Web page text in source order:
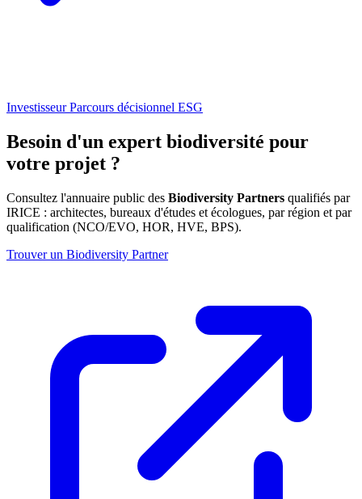
Investisseur Parcours décisionnel ESG
Besoin d'un expert biodiversité pour
votre projet ?
Consultez l'annuaire public des Biodiversity Partners qualifiés par
IRICE : architectes, bureaux d'études et écologues, par région et par
qualification (NCO/EVO, HOR, HVE, BPS).
Trouver un Biodiversity Partner